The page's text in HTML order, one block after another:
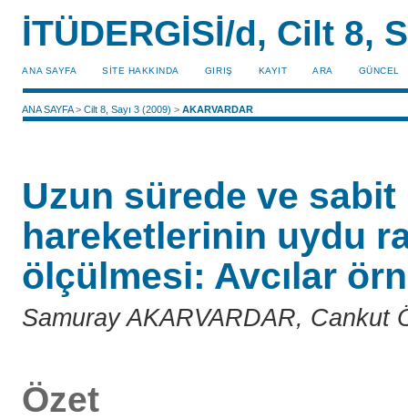
İTÜDERGİSİ/d, Cilt 8,
ANA SAYFA SİTE HAKKINDA GIRIŞ KAYIT ARA GÜNCEL
ANA SAYFA>Cilt 8, Sayı 3 (2009) >AKARVARDAR
Uzun sürede ve sabit
hareketlerinin uydu
ölçülmesi: Avcılar
Samuray AKARVARDAR, Cankut
Özet